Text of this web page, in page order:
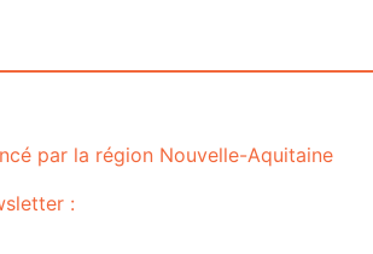
par la région Nouvelle-Aquitaine
: